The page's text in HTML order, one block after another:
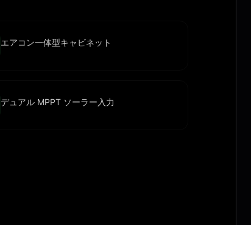
エアコン一体型キャビネット
デュアル MPPT ソーラー入力